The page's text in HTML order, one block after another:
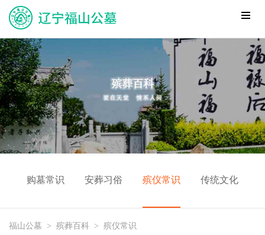
购墓常识 安葬习俗 殡仪常识 传统文化
福山公墓 > 殡葬百科 > 殡仪常识